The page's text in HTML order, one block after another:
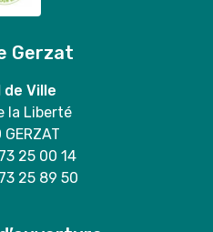
Gerzat
de Ville
la Liberté
25 00 14
25 89 50